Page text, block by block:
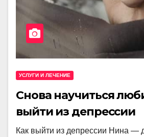
УСЛУГИ И ЛЕЧЕНИЕ
Снова научиться
выйти из депрессии
Как выйти из депрессии Нина —